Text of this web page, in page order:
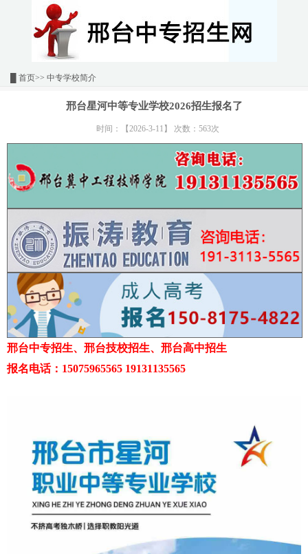
首页>> 中专学校简介
邢台星河中等专业学校2026招生报名了
时间：【2026-3-11】 次数：563次
邢台中专招生、邢台技校招生、邢台高中招生
报名电话：15075965565 19131135565